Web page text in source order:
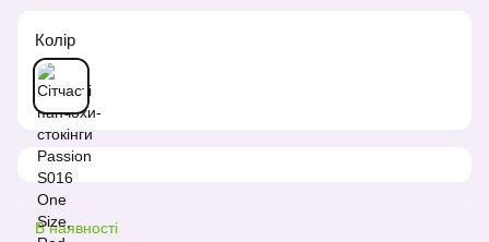
Колір
В наявності